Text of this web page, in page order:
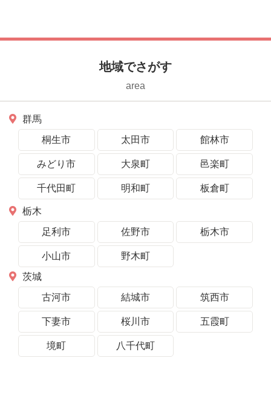
地域でさがす
area
群馬
桐生市
太田市 館林市
みどり市 大泉町 邑楽町
千代田町 明和町 板倉町
栃木
足利市
佐野市 栃木市
小山市
野木町
茨城
古河市
結城市 筑西市
下妻市 桜川市 五霞町
境町 八千代町